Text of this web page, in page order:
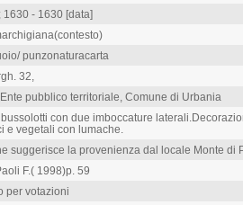
1630 - 1630 [data]
punzonaturacarta
32,
pubblico territoriale, Comune di Urbania
con due imboccature
e vegetali con lumache.
suggerisce la provenienza dal locale Monte di
F.( 1998)p. 59
per votazioni